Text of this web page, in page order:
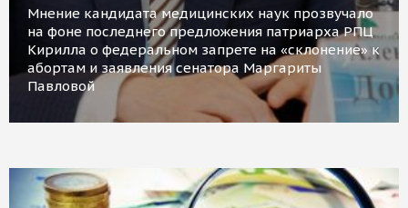
Мнение кандидата медицинских наук прозвучало
на фоне последнего предложения патриарха РПЦ
Кирилла о федеральном запрете на «склонение» к
абортам и заявления сенатора Маргариты
Павловой